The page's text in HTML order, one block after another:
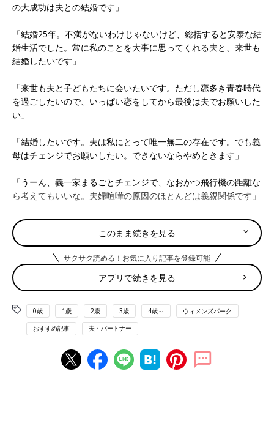
の大成功は夫との結婚です」
「結婚25年。不満がないわけじゃないけど、総括すると安泰な結
婚生活でした。常に私のことを大事に思ってくれる夫と、来世も
結婚したいです」
「来世も夫と子どもたちに会いたいです。ただし恋多き青春時代
を過ごしたいので、いっぱい恋をしてから最後は夫でお願いした
い」
「結婚したいです。夫は私にとって唯一無二の存在です。でも義
母はチェンジでお願いしたい。できないならやめときます」
「うーん、義一家まるごとチェンジで、なおかつ飛行機の距離な
ら考えてもいいな。夫婦喧嘩の原因のほとんどは義親関係です」
「わがままな私をまるっと受け止めてくれる夫です。来世も結婚
したいけど、夫が嫌がるかも（笑）」
「来世は別の人のほうがお互い幸せ」「元カレとや
り直したい」などなど
「絶対にいや！ なんなら現世でもうお断りしたい。来世も結婚
したい、と言える方が心底羨ましいです」
「共働きなのにワンオペで家事育児。大事な相談は逃げる。なん
このまま続きを見る
サクサク読める！お気に入り記事を登録可能
アプリで続きを見る
0歳 1歳 2歳 3歳 4歳～ ウィメンズパーク
おすすめ記事 夫・パートナー